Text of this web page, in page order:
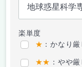
楽単度
★ ：かなり
★★ ：やや